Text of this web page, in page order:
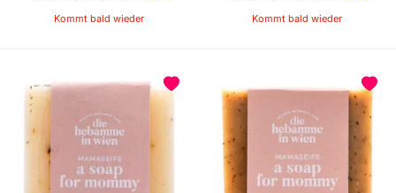
Kommt bald wieder Kommt bald wieder